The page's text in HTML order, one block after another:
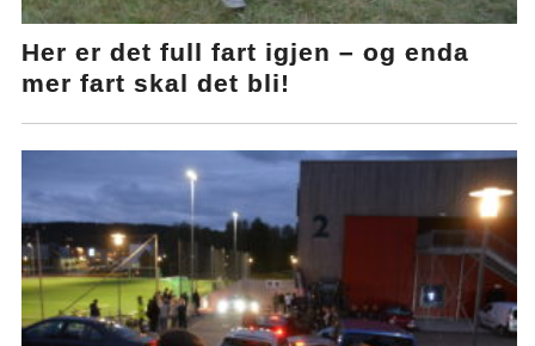
Her er det full fart igjen – og enda
mer fart skal det bli!